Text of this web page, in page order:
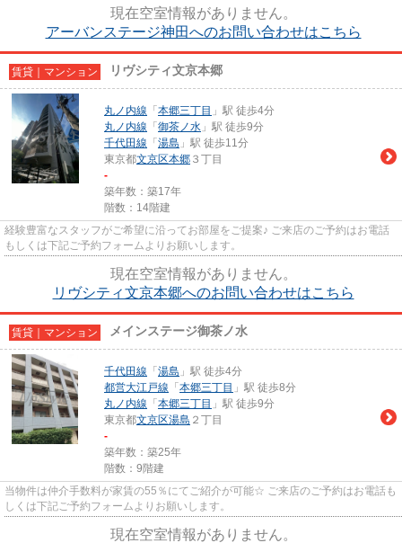
現在空室情報がありません。
アーバンステージ神田へのお問い合わせはこちら
賃貸｜マンション リヴシティ文京本郷
丸ノ内線 「 本郷三丁目 」駅 徒歩4分
丸ノ内線 「 御茶ノ水 」駅 徒歩9分
千代田線 「 湯島 」駅 徒歩11分
東京都文京区本郷 ３丁目
-
築年数：築17年
階数：14階建
経験豊富なスタッフがご希望に沿ってお部屋をご提案♪ ご来店のご予約はお電話
もしくは下記ご予約フォームよりお願いします。
現在空室情報がありません。
リヴシティ文京本郷へのお問い合わせはこちら
賃貸｜マンション メインステージ御茶ノ水
千代田線 「 湯島 」駅 徒歩4分
都営大江戸線 「 本郷三丁目 」駅 徒歩8分
丸ノ内線 「 本郷三丁目 」駅 徒歩9分
東京都文京区湯島 ２丁目
-
築年数：築25年
階数：9階建
当物件は仲介手数料が家賃の55％にてご紹介が可能☆ ご来店のご予約はお電話も
しくは下記ご予約フォームよりお願いします。
現在空室情報がありません。